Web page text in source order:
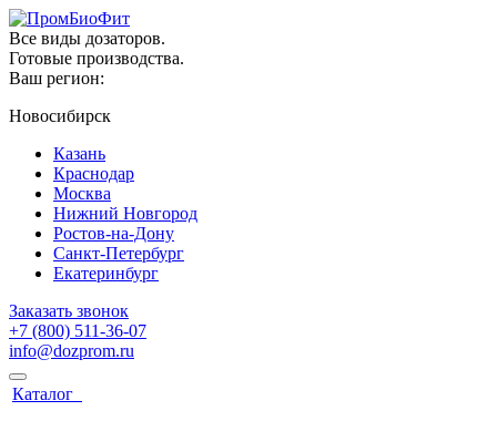
Все виды дозаторов.
Готовые производства.
Ваш регион:
Новосибирск
Казань
Краснодар
Москва
Нижний Новгород
Ростов-на-Дону
Санкт-Петербург
Екатеринбург
Заказать звонок
+7 (800) 511-36-07
info@dozprom.ru
Каталог